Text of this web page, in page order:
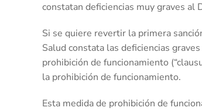
constatan deficiencias muy graves al
Si se quiere revertir la primera
Salud constata las deficiencias
prohibición de funcionamiento
la prohibición de funcionamiento.
Esta medida de prohibición de